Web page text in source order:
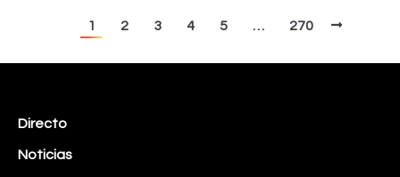
1 2 3 4 5 … 270
Directo
Noticias